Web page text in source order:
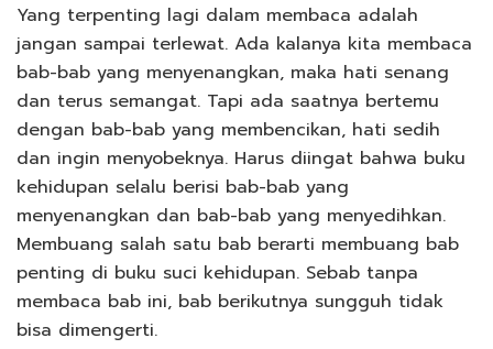
Yang terpenting lagi dalam membaca adalah
jangan sampai terlewat. Ada kalanya kita membaca
bab-bab yang menyenangkan, maka hati senang
dan terus semangat. Tapi ada saatnya bertemu
dengan bab-bab yang membencikan, hati sedih
dan ingin menyobeknya. Harus diingat bahwa buku
kehidupan selalu berisi bab-bab yang
menyenangkan dan bab-bab yang menyedihkan.
Membuang salah satu bab berarti membuang bab
penting di buku suci kehidupan. Sebab tanpa
membaca bab ini, bab berikutnya sungguh tidak
bisa dimengerti.